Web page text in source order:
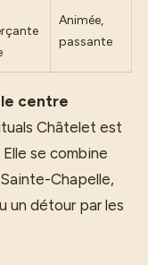
Animée,
passante
centre
Châtelet est
se combine
Chapelle,
un détour par les